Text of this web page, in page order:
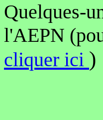
Quelques-
l'AEPN
cliquer ici )